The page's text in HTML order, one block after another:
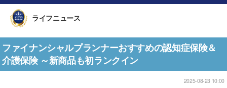
ライフニュース
ファイナンシャルプランナーおすすめの認知症保険＆
介護保険 ～新商品も初ランクイン
2025-08-23 10:00